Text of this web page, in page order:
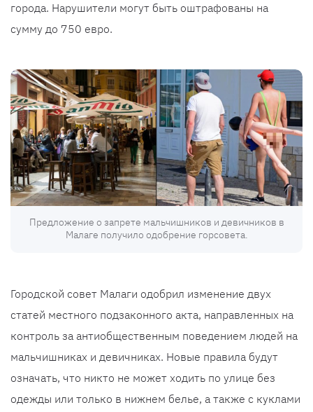
города. Нарушители могут быть оштрафованы на
сумму до 750 евро.
Предложение о запрете мальчишников и девичников в
Малаге получило одобрение горсовета.
Городской совет Малаги одобрил изменение двух
статей местного подзаконного акта, направленных на
контроль за антиобщественным поведением людей на
мальчишниках и девичниках. Новые правила будут
означать, что никто не может ходить по улице без
одежды или только в нижнем белье, а также с куклами